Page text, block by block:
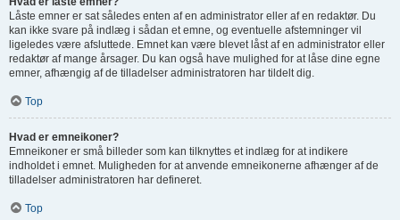
Låste emner er sat således enten af en administrator eller af en redaktør. Du
kan ikke svare på indlæg i sådan et emne, og eventuelle afstemninger vil
ligeledes være afsluttede. Emnet kan være blevet låst af en administrator eller
redaktør af mange årsager. Du kan også have mulighed for at låse dine egne
emner, afhængig af de tilladelser administratoren har tildelt dig.
Top
Hvad er emneikoner?
Emneikoner er små billeder som kan tilknyttes et indlæg for at indikere
indholdet i emnet. Muligheden for at anvende emneikonerne afhænger af de
tilladelser administratoren har defineret.
Top